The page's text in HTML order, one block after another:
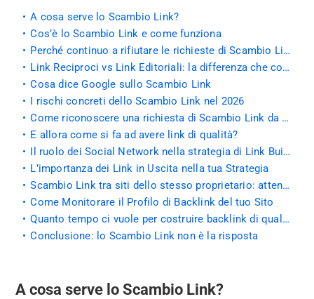
A cosa serve lo Scambio Link?
Cos’è lo Scambio Link e come funziona
Perché continuo a rifiutare le richieste di Scambio Link
Link Reciproci vs Link Editoriali: la differenza che conta
Cosa dice Google sullo Scambio Link
I rischi concreti dello Scambio Link nel 2026
Come riconoscere una richiesta di Scambio Link da evitare
E allora come si fa ad avere link di qualità?
Il ruolo dei Social Network nella strategia di Link Building
L’importanza dei Link in Uscita nella tua Strategia
Scambio Link tra siti dello stesso proprietario: attenzione
Come Monitorare il Profilo di Backlink del tuo Sito
Quanto tempo ci vuole per costruire backlink di qualità?
Conclusione: lo Scambio Link non è la risposta
A cosa serve lo Scambio Link?